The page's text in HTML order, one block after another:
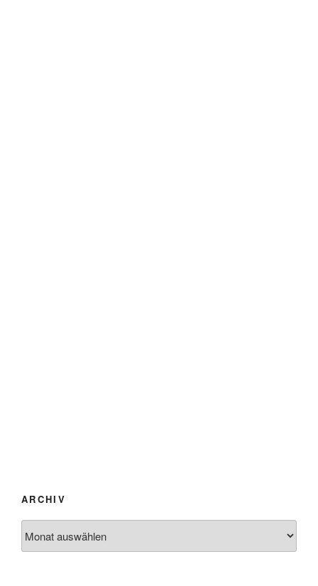
ARCHIV